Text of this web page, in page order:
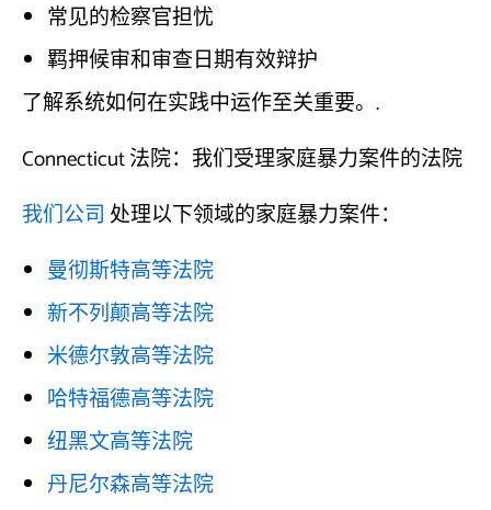
常见的检察官担忧
羁押候审和审查日期有效辩护
了解系统如何在实践中运作至关重要。.
Connecticut 法院：我们受理家庭暴力案件的法院
我们公司处理以下领域的家庭暴力案件：
曼彻斯特高等法院
新不列颠高等法院
米德尔敦高等法院
哈特福德高等法院
纽黑文高等法院
丹尼尔森高等法院